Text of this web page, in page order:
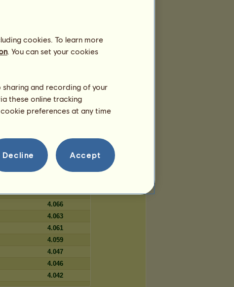
Napok száma
4.096
4.082
4.082
4.080
4.072
4.072
4.072
4.067
4.066
4.063
4.061
4.059
4.047
4.046
4.042
cookies. To learn more
. You can set your cookies
and recording of your
these online tracking
preferences at any time
Decline Accept